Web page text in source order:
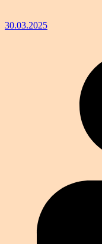
30.03.2025